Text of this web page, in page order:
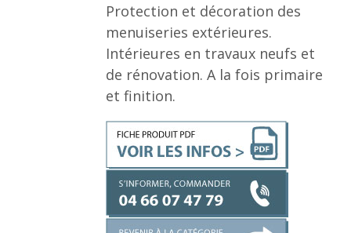
Protection et décoration des
menuiseries extérieures.
Intérieures en travaux neufs et
de rénovation. A la fois primaire
et finition.